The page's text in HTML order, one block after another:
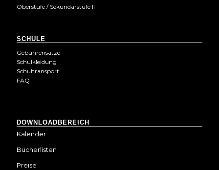
Oberstufe / Sekundarstufe II
SCHULE
Gebührensätze
Schulkleidung
Schultransport
FAQ
DOWNLOADBEREICH
Kalender
Bücherlisten
Preise